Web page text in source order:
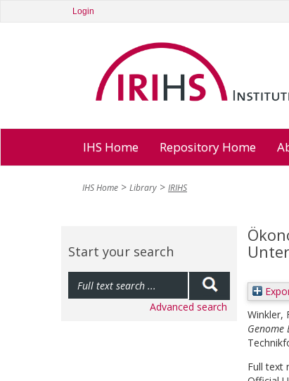
Login
IHS Home Repository Home
IHS Home Library IRIHS
Start your search
Advanced search
Winkler,
Genome
Full text